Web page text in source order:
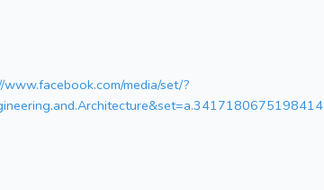
www.facebook.com/media/set/?